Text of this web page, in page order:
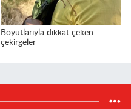
Boyutlarıyla dikkat çeken
çekirgeler